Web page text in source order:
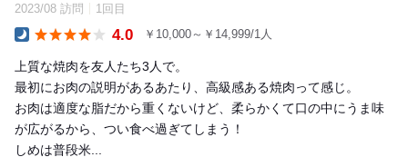
2023/08 訪問 1回目
4.0 ￥10,000～￥14,999/1人
上質な焼肉を友人たち3人で。
最初にお肉の説明があるあたり、高級感ある焼肉って感じ。
お肉は適度な脂だから重くないけど、柔らかくて口の中にうま味
が広がるから、つい食べ過ぎてしまう！
しめは普段米...